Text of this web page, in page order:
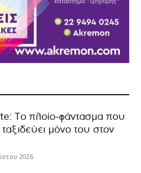
Το πλοίο-φάντασμα που
μόνο του στον
2026